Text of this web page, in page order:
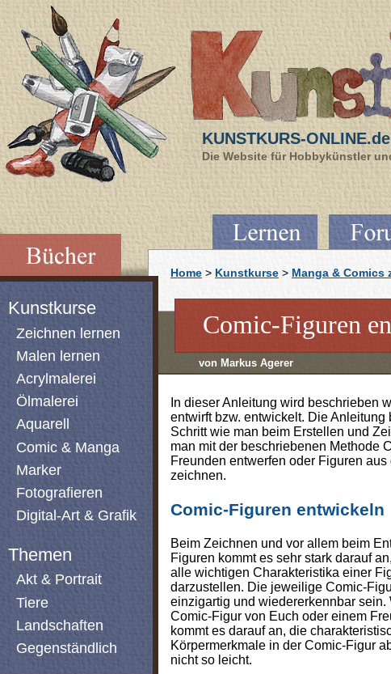
KUNSTKURS-ONLINE.de
Die Website für Hobbykünstler
Kunstkurse
Zeichnen lernen
Malen lernen
Acrylmalerei
Ölmalerei
Aquarell
Comic & Manga
Marker
Fotografieren
Digital-Art & Grafik
Themen
Akt & Portrait
Tiere
Landschaften
Gegenständlich
Home > Kunstkurse > Manga & Comics
Comic-Figuren
von Markus Agerer
In dieser Anleitung wird beschrieben
entwirft bzw. entwickelt. Die Anleitung
Schritt wie man beim Erstellen und
man mit der beschriebenen Methode
Freunden entwerfen oder Figuren
zeichnen.
Comic-Figuren entwickeln
Beim Zeichnen und vor allem beim
Figuren kommt es sehr stark darauf
alle wichtigen Charakteristika einer
darzustellen. Die jeweilige Comic-
einzigartig und wiedererkennbar sein.
Comic-Figur von Euch oder einem
kommt es darauf an, die
Körpermerkmale in der Comic-Figur
nicht so leicht.